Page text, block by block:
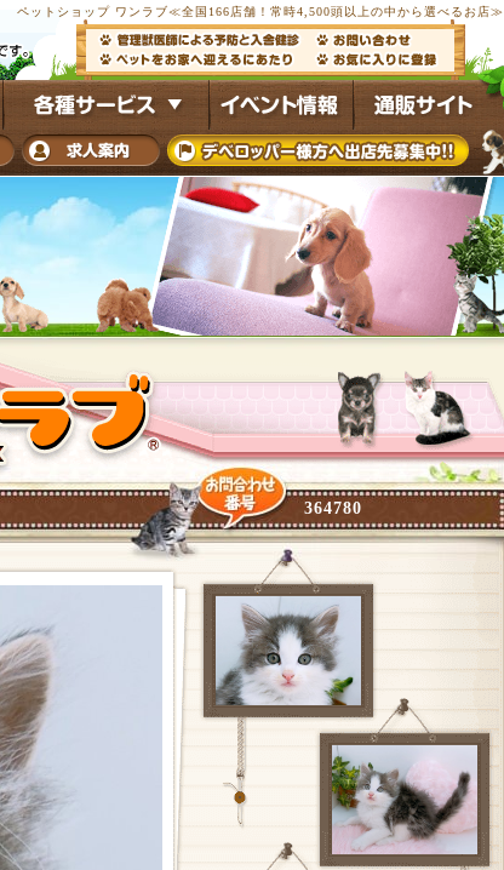
ペットショップ ワンラブ≪全国166店舗！常時4,500頭以上の中から選べるお店≫
364780